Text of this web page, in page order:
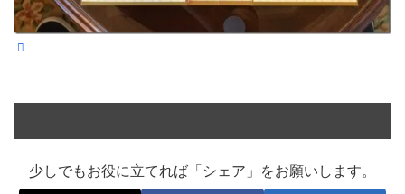
少しでもお役に立てれば「シェア」をお願いします。